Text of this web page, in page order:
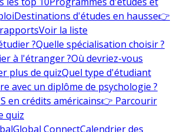
Destinations d'études en hausse👉
Voir la liste
?Quelle spécialisation choisir ?
à l'étranger ?Où devriez-vous
plus de quizQuel type d'étudiant
avec un diplôme de psychologie ?
en crédits américains👉 Parcourir
quiz
Global ConnectCalendrier des